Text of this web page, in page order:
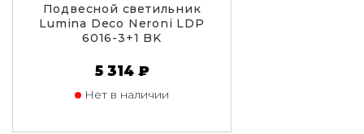
Подвесной светильник
Lumina Deco Neroni LDP
6016-3+1 BK
5 314 ₽
Нет в наличии